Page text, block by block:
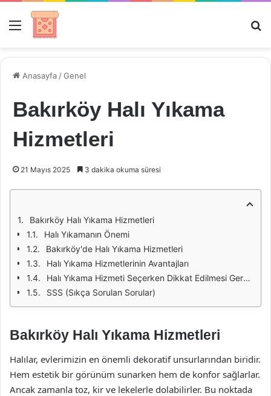
Menü
Anasayfa /Genel
Bakırköy Halı Yıkama
Hizmetleri
21 Mayıs 2025 3 dakika okuma süresi
Bakırköy Halı Yıkama Hizmetleri
Halı Yıkamanın Önemi
Bakırköy'de Halı Yıkama Hizmetleri
Halı Yıkama Hizmetlerinin Avantajları
Halı Yıkama Hizmeti Seçerken Dikkat Edilmesi Gerekenler
SSS (Sıkça Sorulan Sorular)
Bakırköy Halı Yıkama Hizmetleri
Halılar, evlerimizin en önemli dekoratif unsurlarından biridir.
Hem estetik bir görünüm sunarken hem de konfor sağlarlar.
Ancak zamanla toz, kir ve lekelerle dolabilirler. Bu noktada